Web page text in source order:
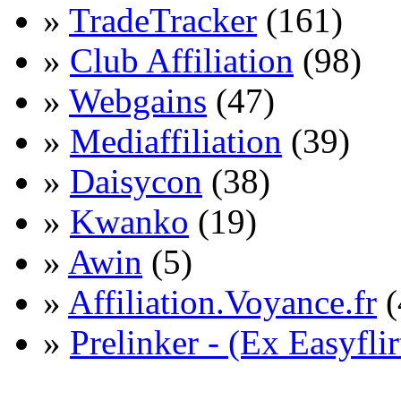
» TradeTracker (161)
» Club Affiliation (98)
» Webgains (47)
» Mediaffiliation (39)
» Daisycon (38)
» Kwanko (19)
» Awin (5)
» Affiliation.Voyance.fr
» Prelinker - (Ex